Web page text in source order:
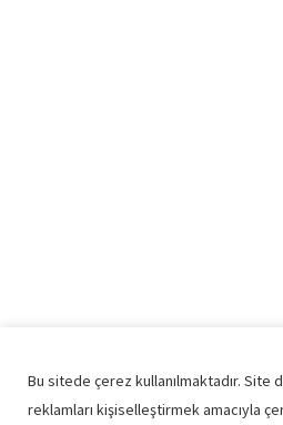
Bu sitede çerez kullanılmaktadır.
reklamları kişiselleştirmek amacıyla